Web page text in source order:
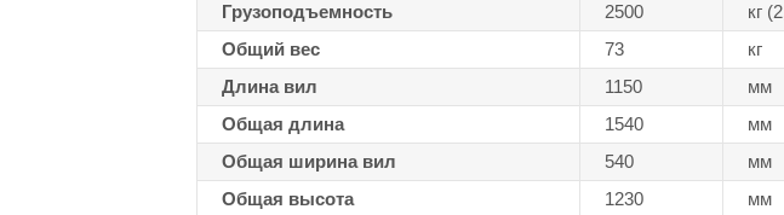
Грузоподъемность 2500 кг
Общий вес
73 кг
Длина вил
1150 мм
Общая длина
1540 мм
Общая ширина вил
540 мм
Общая высота
1230 мм